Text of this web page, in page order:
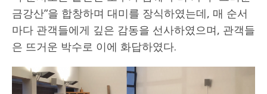
금강산”을 합창하며 대미를 장식하였는데, 매 순서
마다 관객들에게 깊은 감동을 선사하였으며, 관객들
은 뜨거운 박수로 이에 화답하였다.